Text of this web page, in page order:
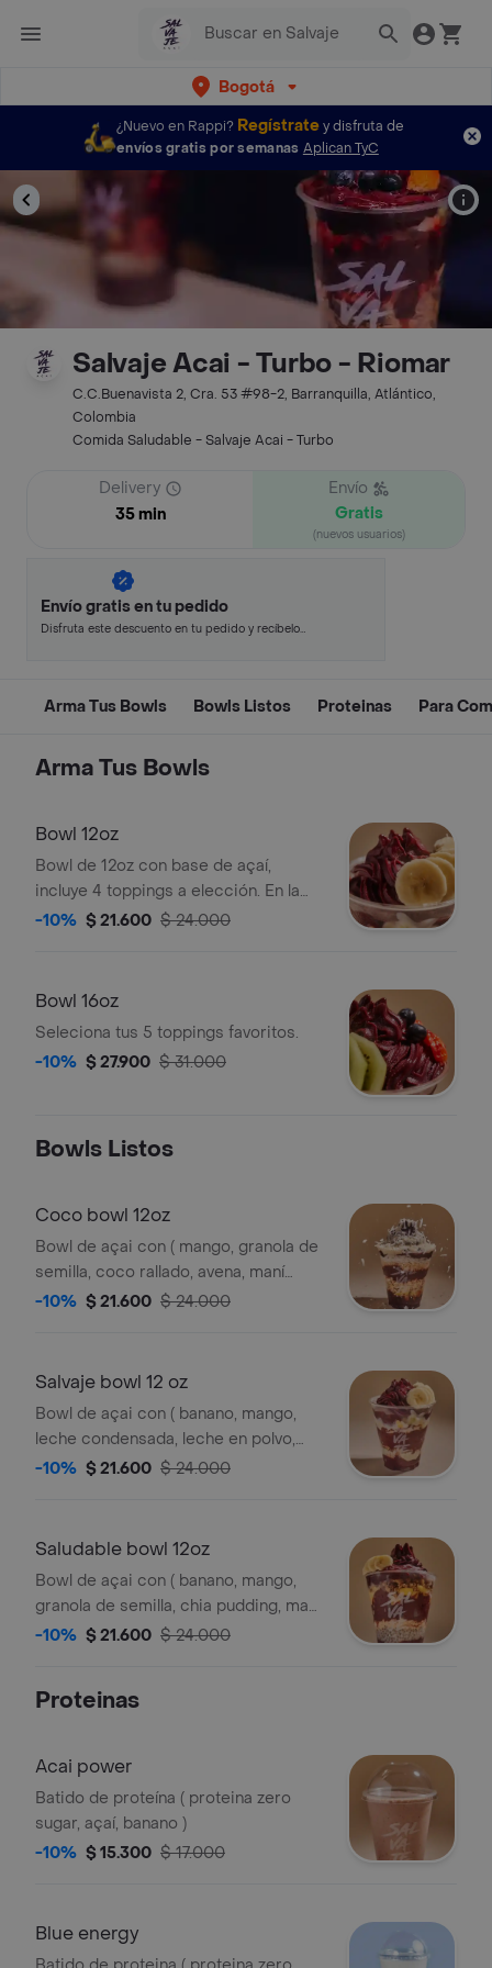
Bogotá
¿Nuevo en Rappi? Regístratey disfruta de
envíos gratis por semanas Aplican TyC
Salvaje Acai - Turbo - Riomar
C.C.Buenavista 2, Cra. 53 #98-2, Barranquilla, Atlántico,
Colombia
Comida Saludable - Salvaje Acai - Turbo
Delivery
35 min
Envío
Gratis
(nuevos usuarios)
Envío gratis en tu pedido
Disfruta este descuento en tu pedido y recíbelo
Arma Tus Bowls Bowls Listos Proteinas Para
Arma Tus Bowls
Bowl 12oz
Bowl de 12oz con base de açaí,
incluye 4 toppings a elección. En la
imagen se observan rodajas de
-10% $ 21.600 $ 24.000
Bowl 16oz
Seleciona tus 5 toppings favoritos.
-10% $ 27.900 $ 31.000
Bowls Listos
Coco bowl 12oz
Bowl de açai con ( mango, granola de
semilla, coco rallado, avena, maní
triturado )
-10% $ 21.600 $ 24.000
Salvaje bowl 12 oz
Bowl de açai con ( banano, mango,
leche condensada, leche en polvo,
granola de chocolate )
-10% $ 21.600 $ 24.000
Saludable bowl 12oz
Bowl de açai con ( banano, mango,
granola de semilla, chia pudding, mani
triturado )
-10% $ 21.600 $ 24.000
Proteinas
Acai power
Batido de proteína ( proteina zero
sugar, açaí, banano )
-10% $ 15.300 $ 17.000
Blue energy